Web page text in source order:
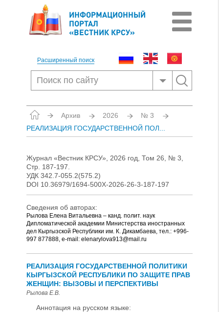
ИНФОРМАЦИОННЫЙ
ПОРТАЛ
«ВЕСТНИК КРСУ»
Расширенный поиск
Архив 2026
№ 3
РЕАЛИЗАЦИЯ ГОСУДАРСТВЕННОЙ ПОЛ...
Журнал «Вестник КРСУ», 2026 год, Том 26, № 3,
Стр. 187-197.
УДК 342.7-055.2(575.2)
DOI 10.36979/1694-500X-2026-26-3-187-197
Сведения об авторах:
Рылова Елена Витальевна – канд. полит. наук
Дипломатической академии Министерства иностранных
дел Кыргызской Республики им. К. Дикамбаева, тел.: +996-
997 877888, e-mail: elenarylova913@mail.ru
РЕАЛИЗАЦИЯ ГОСУДАРСТВЕННОЙ ПОЛИТИКИ
КЫРГЫЗСКОЙ РЕСПУБЛИКИ ПО ЗАЩИТЕ ПРАВ
ЖЕНЩИН: ВЫЗОВЫ И ПЕРСПЕКТИВЫ
Рылова Е.В.
Аннотация на русском языке: